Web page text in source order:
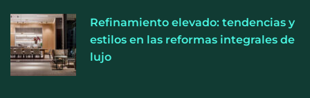
Refinamiento elevado: tendencias y
estilos en las reformas integrales de
lujo